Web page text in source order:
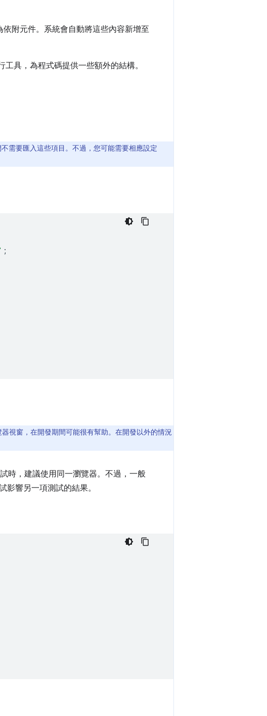
依附元件。系統會自動將這些內容新增至
具，為程式碼提供一些額外的結構。
需要匯入這些項目。不過，您可能需要相應設定
;
視窗，在開發期間可能很有幫助。在開發以外的情況
時，建議使用同一瀏覽器。不過，一般
響另一項測試的結果。